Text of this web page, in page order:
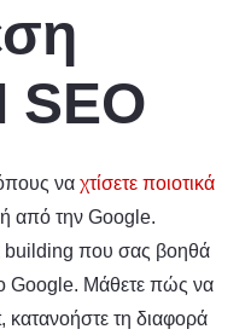
SEO
να χτίσετε ποιοτικά
από την Google.
building που σας βοηθά
Google. Μάθετε πώς να
κατανοήστε τη διαφορά